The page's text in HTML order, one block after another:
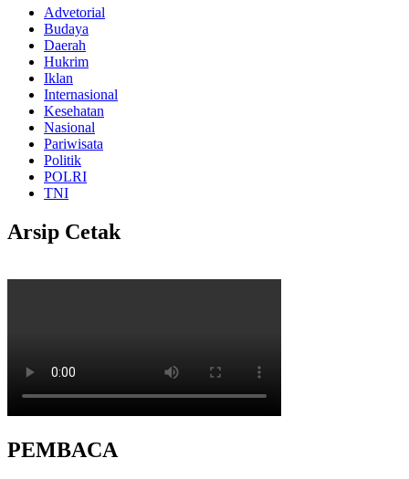
Advetorial
Budaya
Daerah
Hukrim
Iklan
Internasional
Kesehatan
Nasional
Pariwisata
Politik
POLRI
TNI
Arsip Cetak
PEMBACA